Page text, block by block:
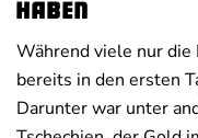
haben
Während viele nur die
bereits in den ersten
Darunter war unter